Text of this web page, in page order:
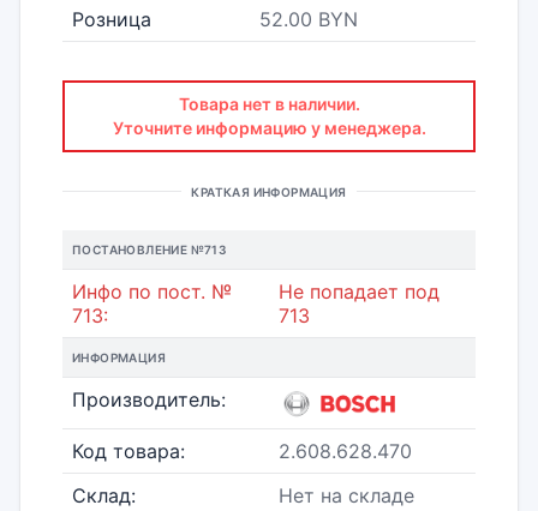
Розница 52.00 BYN
Товара нет в наличии.
Уточните информацию у менеджера.
КРАТКАЯ ИНФОРМАЦИЯ
ПОСТАНОВЛЕНИЕ №713
Инфо по пост. №
713:
Не попадает под
713
ИНФОРМАЦИЯ
Производитель:
Код товара:
2.608.628.470
Склад:
Нет на складе